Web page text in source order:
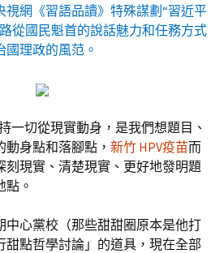
視網《習語品讀》特殊謀劃“習近平
從國民魁首的說話魅力和任務方式
理政的風范。
一切從現實動身，是我們想題目、
身點和落腳點， 新竹 HPV疫苗而
刻現實、清楚現實、更好地發明題
點。
中心黨校（那些甜甜圈原本是他打
甜點哲學討論」的道具，現在全部